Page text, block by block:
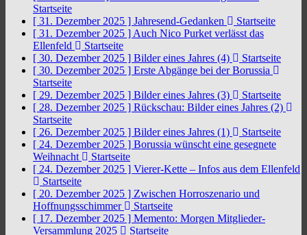
Startseite
[ 31. Dezember 2025 ] Jahresend-Gedanken
Startseite
[ 31. Dezember 2025 ] Auch Nico Purket verlässt das
Ellenfeld
Startseite
[ 30. Dezember 2025 ] Bilder eines Jahres (4)
Startseite
[ 30. Dezember 2025 ] Erste Abgänge bei der Borussia
Startseite
[ 29. Dezember 2025 ] Bilder eines Jahres (3)
Startseite
[ 28. Dezember 2025 ] Rückschau: Bilder eines Jahres (2)
Startseite
[ 26. Dezember 2025 ] Bilder eines Jahres (1)
Startseite
[ 24. Dezember 2025 ] Borussia wünscht eine gesegnete
Weihnacht
Startseite
[ 24. Dezember 2025 ] Vierer-Kette – Infos aus dem Ellenfeld
Startseite
[ 20. Dezember 2025 ] Zwischen Horroszenario und
Hoffnungsschimmer
Startseite
[ 17. Dezember 2025 ] Memento: Morgen Mitglieder-
Versammlung 2025
Startseite